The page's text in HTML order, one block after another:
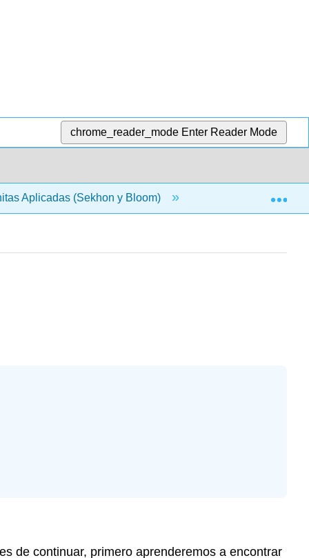
chrome_reader_mode Enter Reader Mode
Aplicadas (Sekhon y Bloom) 1: Ecuaciones
de continuar, primero aprenderemos a encontrar